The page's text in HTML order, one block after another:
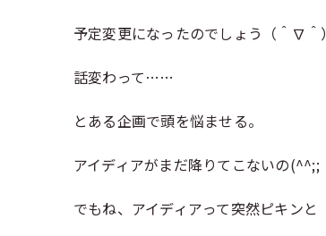
予定変更になったのでしょう（＾∇＾）
話変わって……
とある企画で頭を悩ませる。
アイディアがまだ降りてこないの(^^;;
でもね、アイディアって突然ピキンと